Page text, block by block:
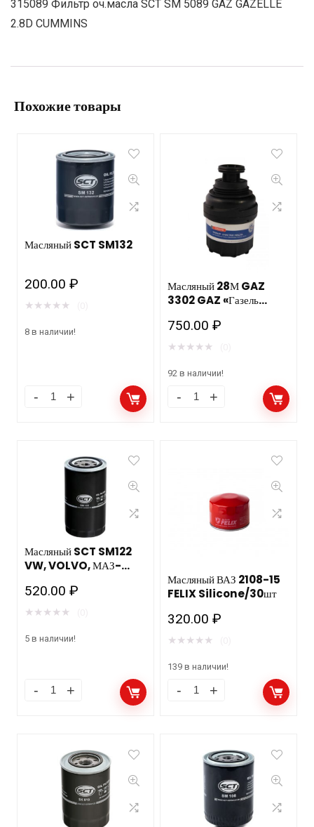
315089 Фильтр оч.масла SCT SМ 5089 GAZ GAZELLE
2.8D CUMMINS
Похожие товары
Масляный SCT SM132
200.00₽
★ ★ ★ ★ ★
8 в наличии!
Масляный 28М GAZ
3302 GAZ «Газель
2.8 GAZ NEXT (A21)
Cummins Тосол Синтез
750.00₽
★ ★ ★ ★ ★
92 в наличии!
Масляный SCT SM122
VW, VOLVO, МАЗ-
520.00₽
★ ★ ★ ★ ★
5 в наличии!
Масляный ВАЗ 2108-15
FELIX Silicone/30шт
320.00₽
★ ★ ★ ★ ★
139 в наличии!